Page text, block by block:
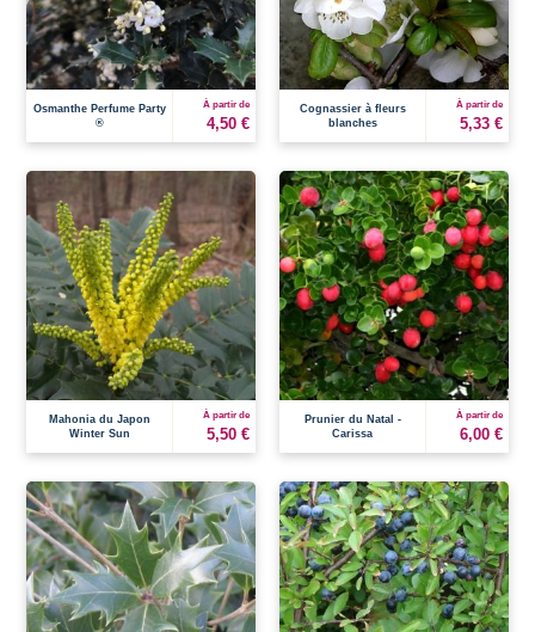
Osmanthe Perfume Party
®
À partir de
4,50 €
Cognassier à fleurs
blanches
À partir de
5,33 €
Mahonia du Japon
Winter Sun
À partir de
5,50 €
Prunier du Natal -
Carissa
À partir de
6,00 €